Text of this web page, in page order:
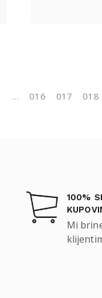
… 016 017 018
100%
Mi